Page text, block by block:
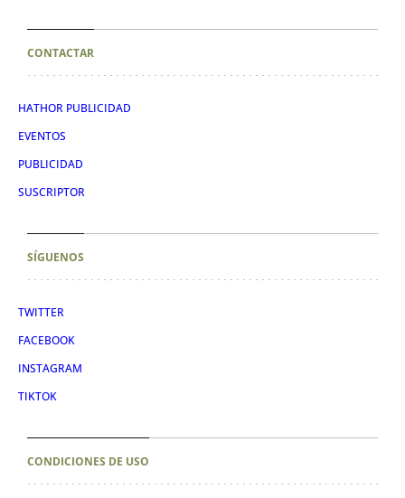
CONTACTAR
HATHOR PUBLICIDAD
EVENTOS
PUBLICIDAD
SUSCRIPTOR
SÍGUENOS
TWITTER
FACEBOOK
INSTAGRAM
TIKTOK
CONDICIONES DE USO